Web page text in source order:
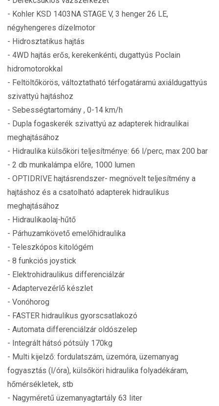
- Kohler KSD 1403NA STAGE V, 3 henger 26 LE,
négyhengeres dízelmotor
- Hidrosztatikus hajtás
- 4WD hajtás erős, kerekenkénti, dugattyús Poclain
hidromotorokkal
- Feltöltőkörös, változtatható térfogatáramú axiáldugattyús
szivattyú hajtáshoz
- Sebességtartomány , 0-14 km/h
- Dupla fogaskerék szivattyú az adapterek hidraulikai
meghajtásához
- Hidraulika külsőköri teljesítménye: 66 l/perc, max 200 bar
- 2 db munkalámpa előre, 1000 lumen
- OPTIDRIVE hajtásrendszer- megnövelt teljesítmény a
hajtáshoz és a csatolható adapterek hidraulikus
meghajtásához
- Hidraulikaolaj-hűtő
- Párhuzamkövető emelőhidraulika
- Teleszkópos kitológém
- 8 funkciós joystick
- Elektrohidraulikus differenciálzár
- Adaptervezérlő készlet
- Vonóhorog
- FASTER hidraulikus gyorscsatlakozó
- Automata differenciálzár oldószelep
- Integrált hátsó pótsúly 170kg
- Multi kijelző: fordulatszám, üzemóra, üzemanyag
fogyasztás (l/óra), külsőköri hidraulika folyadékáram,
hőmérsékletek, stb
- Nagyméretű üzemanyagtartály 63 liter